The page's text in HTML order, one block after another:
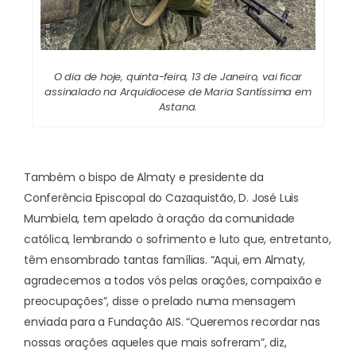
O dia de hoje, quinta-feira, 13 de Janeiro, vai ficar
assinalado na Arquidiocese de Maria Santíssima em
Astana.
Também o bispo de Almaty e presidente da
Conferência Episcopal do Cazaquistão, D. José Luis
Mumbiela, tem apelado à oração da comunidade
católica, lembrando o sofrimento e luto que, entretanto,
têm ensombrado tantas famílias. “Aqui, em Almaty,
agradecemos a todos vós pelas orações, compaixão e
preocupações”, disse o prelado numa mensagem
enviada para a Fundação AIS. “Queremos recordar nas
nossas orações aqueles que mais sofreram”, diz,